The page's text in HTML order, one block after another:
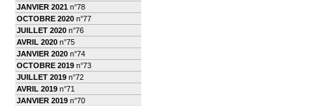
JANVIER 2021 n°78
OCTOBRE 2020 n°77
JUILLET 2020 n°76
AVRIL 2020 n°75
JANVIER 2020 n°74
OCTOBRE 2019 n°73
JUILLET 2019 n°72
AVRIL 2019 n°71
JANVIER 2019 n°70